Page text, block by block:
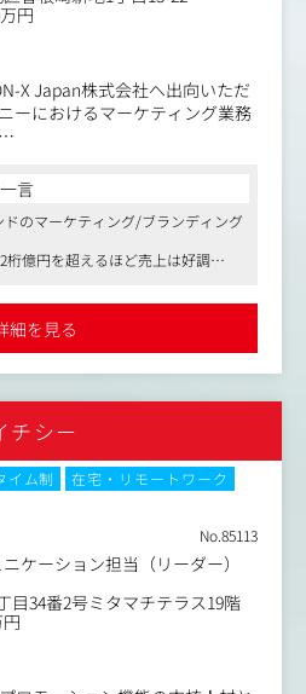
円
X Japan株式会社へ出向いただ
ーにおけるマーケティング業務
ついて：https://b-valance.co.j
と願う全ての人に寄り添い支え
（バランローズ）を展開
累計販売数200万個を誇り、他
やクリームシャンプーなど幅広
「経営幹部候補」として、幅広
。
ト（経営視点）
益目標の設計および、達成に向
どの予算策定と、ROI最大化
思決定
言
のマーケティング/ブランディング
億円を超えるほど売上は好調
細を見る
チシー
イム制
在宅・リモートワーク
No.85113
ケーション担当（リーダー）
目34番2号ミタマチテラス19階